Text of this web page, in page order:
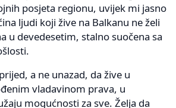
posjeta regionu, uvijek mi jasno
ljudi koji žive na Balkanu ne želi
u devedesetim, stalno suočena sa
a ne unazad, da žive u
vladavinom prava, u
mogućnosti za sve. Želja da